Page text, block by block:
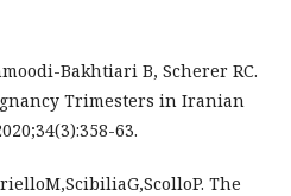
Bakhtiari B, Scherer RC.
Trimesters in Iranian
63.
The